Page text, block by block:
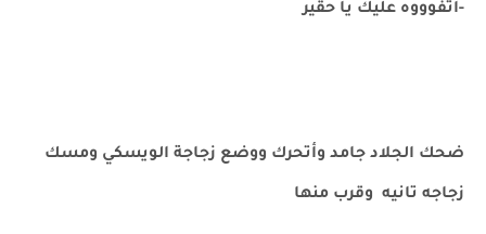
-اتفوووه عليك يا حقير
ضحك الجلاد جامد وأتحرك ووضع زجاجة الويسكي ومسك
زجاجه تانيه وقرب منها